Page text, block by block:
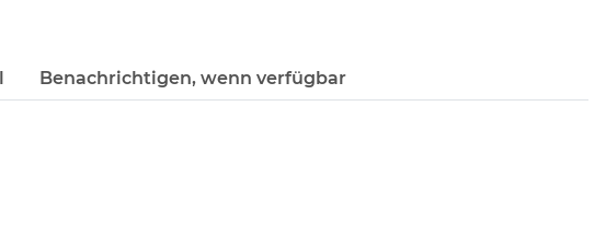
Benachrichtigen, wenn verfügbar